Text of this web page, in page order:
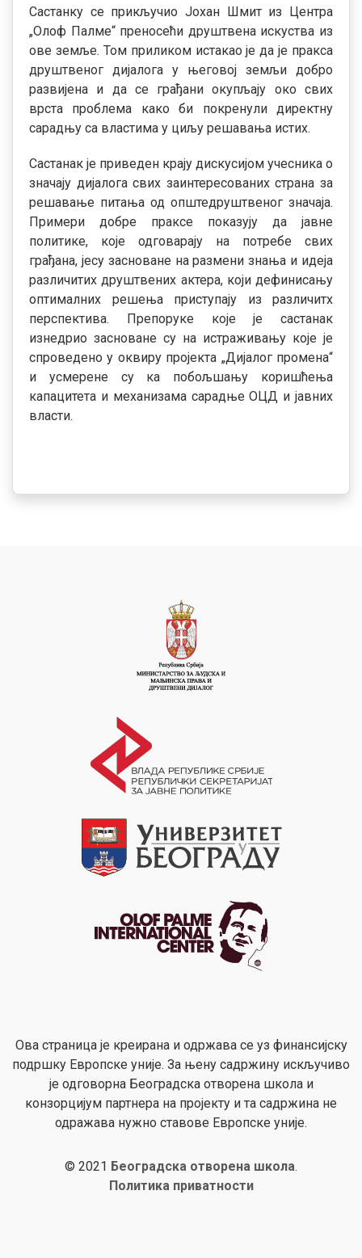
Састанку се прикључио Јохан Шмит из Центра
„Олоф Палме“ преносећи друштвена искуства из
ове земље. Том приликом истакао је да је пракса
друштвеног дијалога у његовој земљи добро
развијена и да се грађани окупљају око свих
врста проблема како би покренули директну
сарадњу са властима у циљу решавања истих.
Састанак је приведен крају дискусијом учесника о
значају дијалога свих заинтересованих страна за
решавање питања од општедруштвеног значаја.
Примери добре праксе показују да јавне
политике, које одговарају на потребе свих
грађана, јесу засноване на размени знања и идеја
различитих друштвених актера, који дефинисању
оптималних решења приступају из различитх
перспектива. Препоруке које је састанак
изнедрио засноване су на истраживању које је
спроведено у оквиру пројекта „Дијалог промена“
и усмерене су ка побољшању коришћења
капацитета и механизама сарадње ОЦД и јавних
власти.
Ова страница је креирана и одржава се уз финансијску
подршку Европске уније. За њену садржину искључиво
је одговорна Београдска отворена школа и
конзорцијум партнера на пројекту и та садржина не
одражава нужно ставове Европске уније.
© 2021 Београдска отворена школа.
Политика приватности